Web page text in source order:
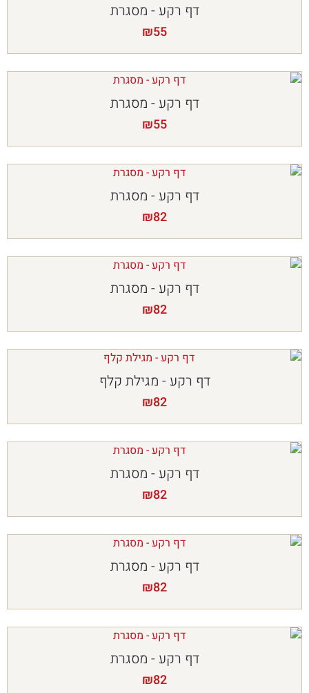
דף רקע - מסגרת
₪55
דף רקע - מסגרת
₪55
דף רקע - מסגרת
₪82
דף רקע - מסגרת
₪82
דף רקע - מגילת קלף
₪82
דף רקע - מסגרת
₪82
דף רקע - מסגרת
₪82
דף רקע - מסגרת
₪82